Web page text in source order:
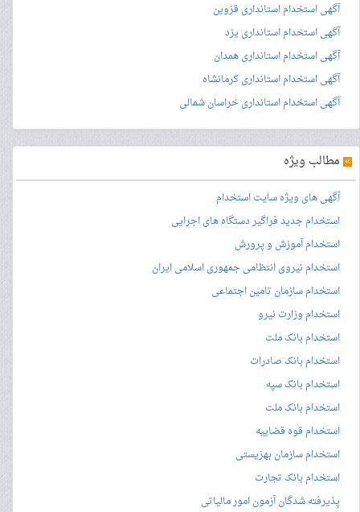
آگهی استخدام استانداری قزوین
آگهی استخدام استانداری یزد
آگهی استخدام استانداری همدان
آگهی استخدام استانداری کرمانشاه
آگهی استخدام استانداری خراسان شمالی
» مطالب ویژه
آگهی های ویژه سایت استخدام
استخدام جدید فراگیر دستگاه های اجرایی
استخدام آموزش و پرورش
استخدام نیروی انتظامی جمهوری اسلامی ایران
استخدام سازمان تامین اجتماعی
استخدام وزارت نیرو
استخدام بانک ملت
استخدام بانک صادرات
استخدام بانک سپه
استخدام بانک ملت
استخدام قوه قضاییه
استخدام سازمان بهزیستی
استخدام بانک تجارت
پذیرفته شدگان آزمون امور مالیاتی